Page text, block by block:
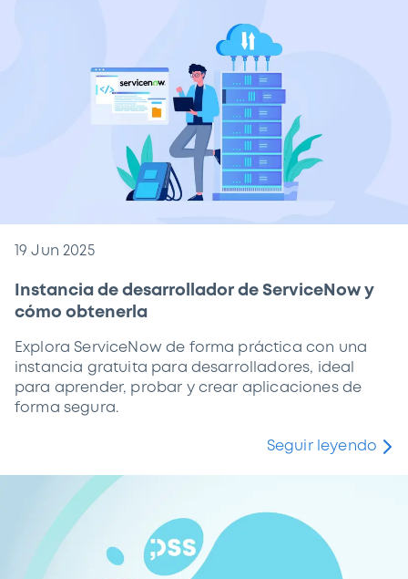
19 Jun 2025
Instancia de desarrollador de ServiceNow y
cómo obtenerla
Explora ServiceNow de forma práctica con una
instancia gratuita para desarrolladores, ideal
para aprender, probar y crear aplicaciones de
forma segura.
Seguir leyendo